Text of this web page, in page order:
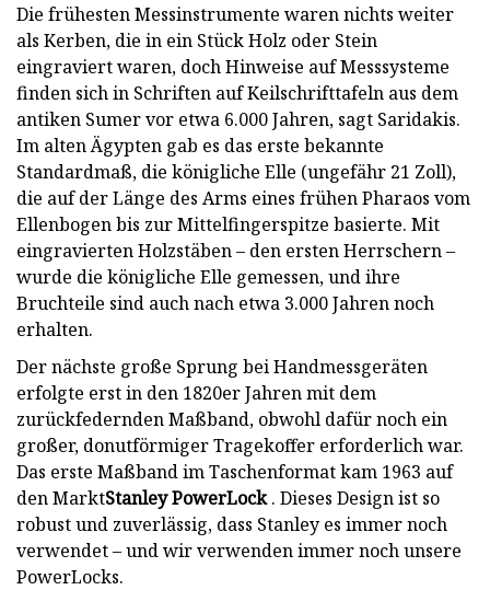
Die frühesten Messinstrumente waren nichts weiter
als Kerben, die in ein Stück Holz oder Stein
eingraviert waren, doch Hinweise auf Messsysteme
finden sich in Schriften auf Keilschrifttafeln aus dem
antiken Sumer vor etwa 6.000 Jahren, sagt Saridakis.
Im alten Ägypten gab es das erste bekannte
Standardmaß, die königliche Elle (ungefähr 21 Zoll),
die auf der Länge des Arms eines frühen Pharaos vom
Ellenbogen bis zur Mittelfingerspitze basierte. Mit
eingravierten Holzstäben – den ersten Herrschern –
wurde die königliche Elle gemessen, und ihre
Bruchteile sind auch nach etwa 3.000 Jahren noch
erhalten.
Der nächste große Sprung bei Handmessgeräten
erfolgte erst in den 1820er Jahren mit dem
zurückfedernden Maßband, obwohl dafür noch ein
großer, donutförmiger Tragekoffer erforderlich war.
Das erste Maßband im Taschenformat kam 1963 auf
den MarktStanley PowerLock. Dieses Design ist so
robust und zuverlässig, dass Stanley es immer noch
verwendet – und wir verwenden immer noch unsere
PowerLocks.